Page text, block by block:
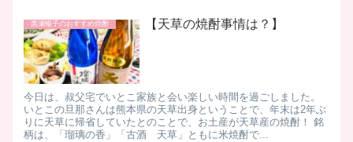
黒瀬暢子のおすすめ焼酎 【天草の焼酎事情は？】
今日は、叔父宅でいとこ家族と会い楽しい時間を過ごしました。
いとこの旦那さんは熊本県の天草出身ということで、年末は2年ぶ
りに天草に帰省していたとのことで、お土産が天草産の焼酎！ 銘
柄は、「瑠璃の香」「古酒 天草」ともに米焼酎で...